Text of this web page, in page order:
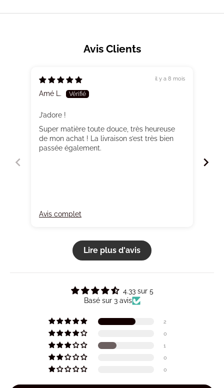
Avis Clients
il y a 8 mois
Amé L.
J’adore !
Super matière toute douce, très heureuse
de mon achat ! La livraison s’est très bien
passée également.
Avis complet
Lire plus d'avis
4.33 sur 5
Basé sur 3 avis
2
0
1
0
0